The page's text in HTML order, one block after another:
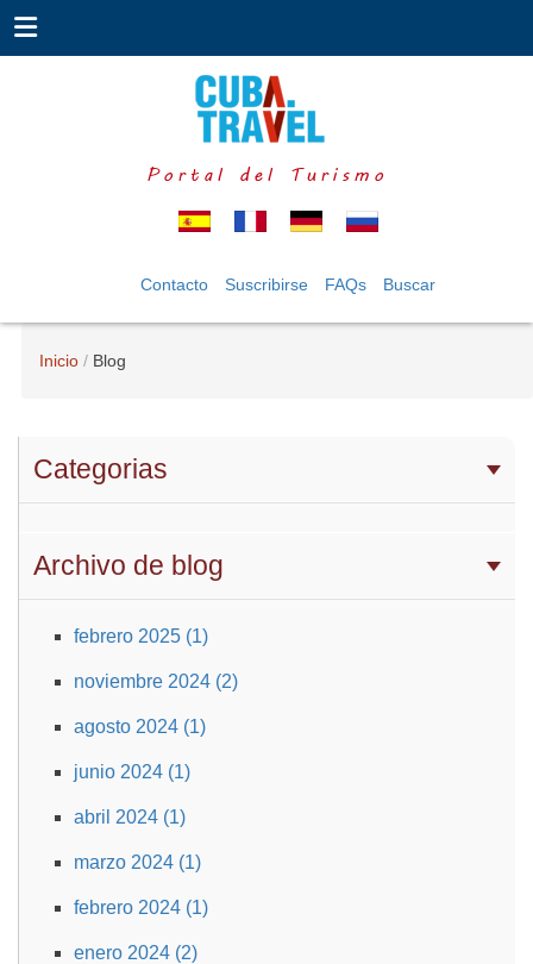
Portal del Turismo
Contacto Suscribirse FAQs Buscar
Inicio Blog
Categorias
Archivo de blog
febrero 2025 (1)
noviembre 2024 (2)
agosto 2024 (1)
junio 2024 (1)
abril 2024 (1)
marzo 2024 (1)
febrero 2024 (1)
enero 2024 (2)